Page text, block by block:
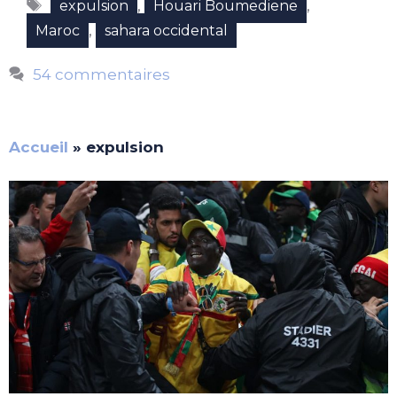
expulsion , Houari Boumediene ,
Maroc , sahara occidental
54 commentaires
Accueil » expulsion